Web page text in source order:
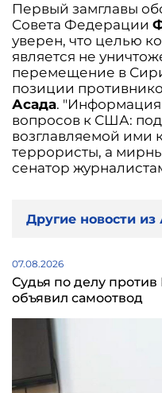
Первый замглавы
Совета Федерации
уверен, что целью
является не
перемещение в
позиции
Асада. "Информация
вопросов к США:
возглавляемой ими
террористы, а
сенатор
Другие новости
07.08.2026
Судья по делу
объявил самоотвод